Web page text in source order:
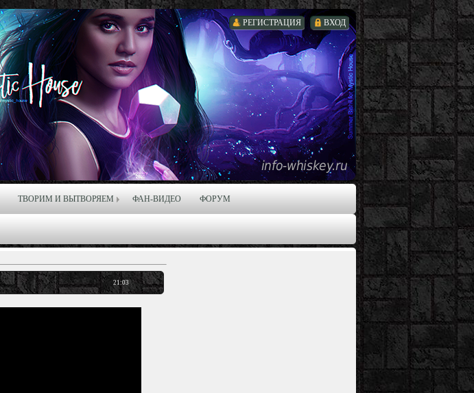
ВХОД
РЕГИСТРАЦИЯ
ТВОРИМ И ВЫТВОРЯЕМ ФАН-ВИДЕО ФОРУМ
21:03